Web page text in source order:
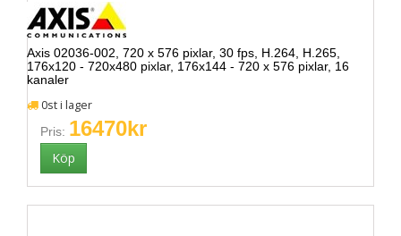
Axis 02036-002, 720 x 576 pixlar, 30 fps, H.264, H.265,
176x120 - 720x480 pixlar, 176x144 - 720 x 576 pixlar, 16
kanaler
0st i lager
Pris: 16470kr